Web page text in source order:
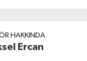
HAKKINDA
Ercan